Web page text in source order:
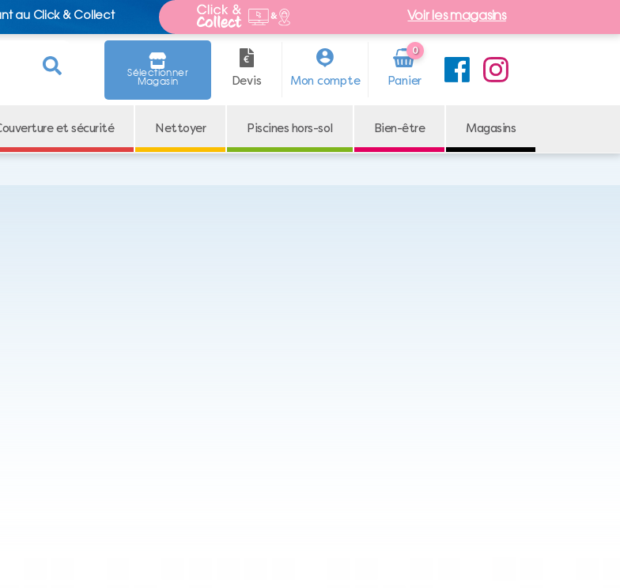
au Click & Collect Voir les magasins
Sélectionner
Magasin Devis Mon compte
0
Arti
cle
et sécurité Nettoyer Piscines hors-sol Bien-être Magasins